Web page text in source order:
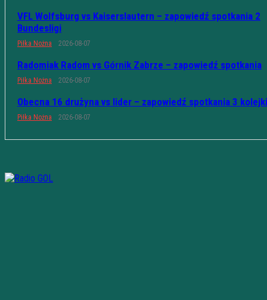
VFL Wolfsburg vs Kaiserslautern – zapowiedź spotkania 2
Bundesligi
Piłka Nożna 2026-08-07
Radomiak Radom vs Górnik Zabrze – zapowiedź spotkania
Piłka Nożna 2026-08-07
Obecna 16 drużyna vs lider – zapowiedź spotkania 3 kolejki
Piłka Nożna 2026-08-07